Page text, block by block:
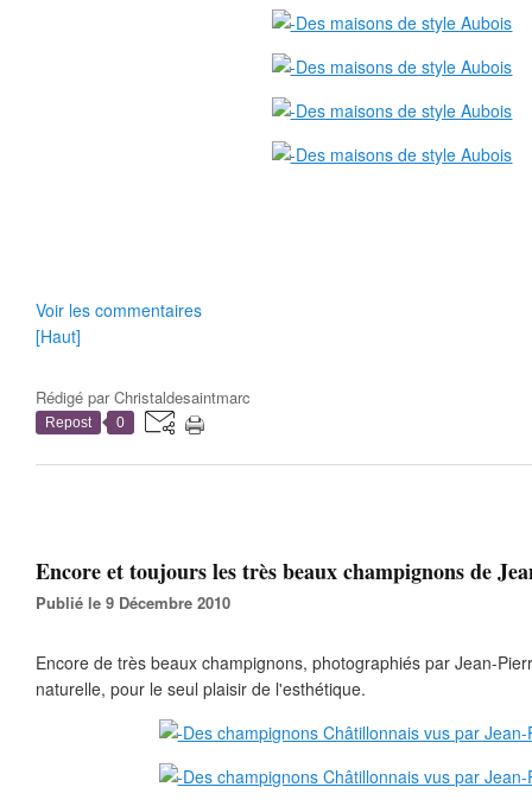
Voir les commentaires
[Haut]
Rédigé parChristaldesaintmarc
Repost 0
Encore et toujours les très beaux champignons de
Publié le 9 Décembre 2010
Encore de très beaux champignons, photographiés par Jean-
naturelle, pour le seul plaisir de l'esthétique.